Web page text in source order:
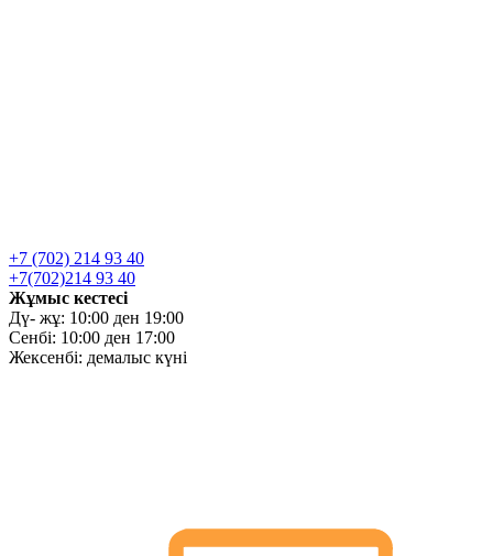
+7 (702) 214 93 40
+7(702)214 93 40
Жұмыс кестесі
Дү- жұ: 10:00 ден 19:00
Сенбі: 10:00 ден 17:00
Жексенбі: демалыс күні